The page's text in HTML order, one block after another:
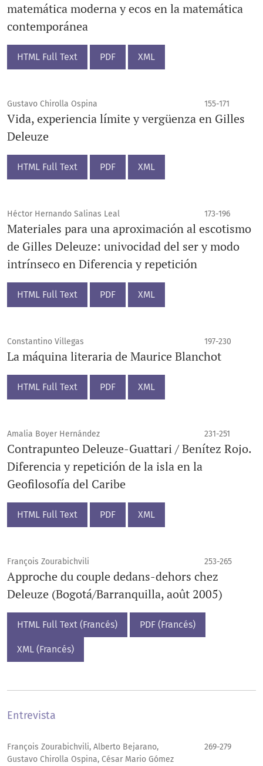
matemática moderna y ecos en la matemática
contemporánea
HTML Full Text PDF XML
Gustavo Chirolla Ospina 155-171
Vida, experiencia límite y vergüenza en Gilles
Deleuze
HTML Full Text PDF XML
Héctor Hernando Salinas Leal 173-196
Materiales para una aproximación al escotismo
de Gilles Deleuze: univocidad del ser y modo
intrínseco en Diferencia y repetición
HTML Full Text PDF XML
Constantino Villegas 197-230
La máquina literaria de Maurice Blanchot
HTML Full Text PDF XML
Amalia Boyer Hernández 231-251
Contrapunteo Deleuze-Guattari / Benítez Rojo.
Diferencia y repetición de la isla en la
Geofilosofía del Caribe
HTML Full Text PDF XML
François Zourabichvili 253-265
Approche du couple dedans-dehors chez
Deleuze (Bogotá/Barranquilla, août 2005)
HTML Full Text (Francés) PDF (Francés)
XML (Francés)
Entrevista
François Zourabichvili, Alberto Bejarano,
Gustavo Chirolla Ospina, César Mario Gómez
269-279